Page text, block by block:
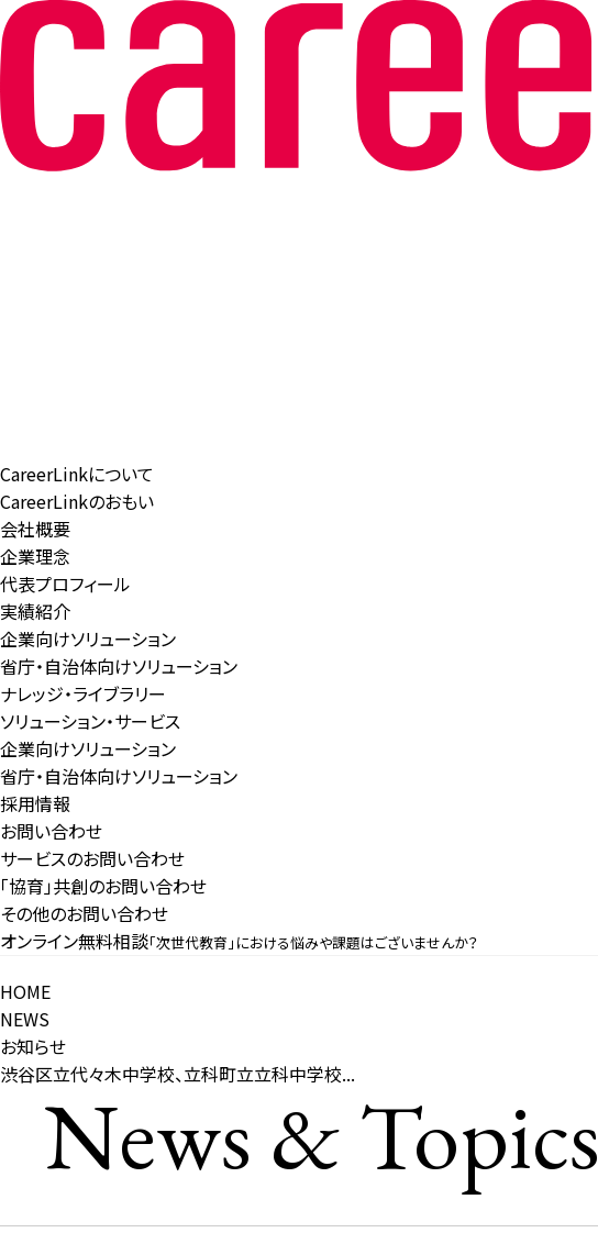
CareerLinkについて
CareerLinkのおもい
会社概要
企業理念
代表プロフィール
実績紹介
企業向けソリューション
省庁・自治体向けソリューション
ナレッジ・ライブラリー
ソリューション・サービス
企業向けソリューション
省庁・自治体向けソリューション
採用情報
お問い合わせ
サービスのお問い合わせ
「協育」共創のお問い合わせ
その他のお問い合わせ
オンライン無料相談「次世代教育」における悩みや課題はございませんか？
HOME
NEWS
お知らせ
渋谷区立代々木中学校、立科町立立科中学校...
News & Topics